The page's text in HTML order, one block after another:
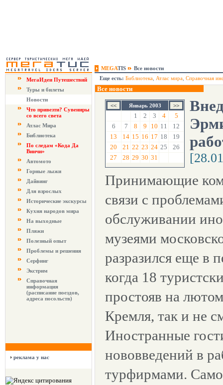
MEGATIS
Все новости
МегаИдеи Путешествий
Туры и билеты
Новости
Что привезти? Сувениры
со всего света
Атлас Мира
Библиотека
По следам «Кода Да
Винчи»
Автомото
Горные лыжи
Дайвинг
Для взрослых
Исторические экскурсы
Кухня народов мира
На выходные
Пляжи
Полезный опыт
Проблемы и решения
Серфинг
Экстрим
Справочная
информация
(расписание поездов,
адреса посольств)
реклама у нас
Еще есть: Библиотека Атлас мира Справочная
Все новости
Январь 2003
1 2 3 4
5
6
7 8 9 10 11
12
13
14 15 16 17 18
19
20
21 22 23 24 25
26
27
28 29 30 31
Принимающие
связи с
обслуживании
музеями
разразился еще в
когда 18
простояв на
Кремля, так и не
Иностранные
нововведений в
турфирмами.